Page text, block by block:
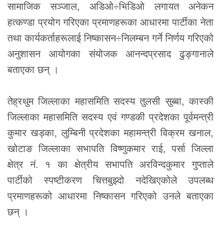
सामाजिक सञ्जाल, अडिओ÷भिडिओ लगायत अनेकन
हत्कण्डा प्रयोग गरिएका प्रमाणहरूका आधारमा पार्टीका नेता
तथा कार्यकर्ताहरूलाई निष्कासन÷निलम्बन गर्ने निर्णय गरिएको
अनुशासन आयोगका संयोजक आनन्दप्रसाद ढुङ्गानाले
बताएका छन् ।
तेह्रथुम जिल्लाका महासमिति सदस्य तुलसी सुब्बा, कास्की
जिल्लाका महासमिति सदस्य एवं गण्डकी प्रदेशका पूर्वमन्त्री
कुमार खड्का, लुम्बिनी प्रदेशका महामन्त्री विक्रम खनाल,
खोटाङ जिल्लाका सभापति विष्णुकमार राई, पर्सा जिल्ला
क्षेत्र नं. १ का क्षेत्रीय सभापति अरविन्दकुमार गुप्ताले
पार्टीको स्पष्टीकरण चित्तबुझ्दो नदेखिएकोले उपलब्ध
प्रमाणहरूको आधारमा निष्कासन गरिएको उनले बताएका
छन् ।